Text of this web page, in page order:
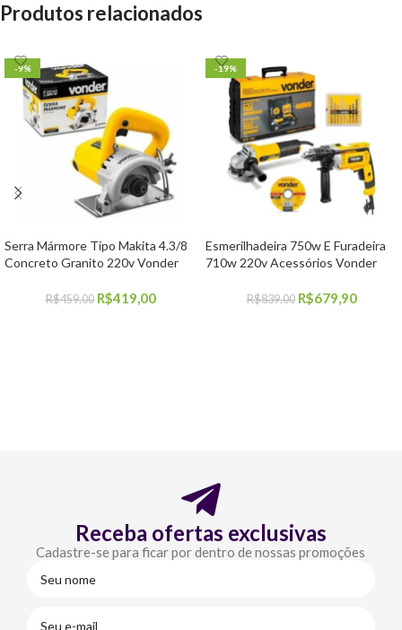
Produtos relacionados
-9%
Serra Mármore Tipo Makita 4.3/8
Concreto Granito 220v Vonder
R$459,00 R$419,00
-19%
Esmerilhadeira 750w E Furadeira
710w 220v Acessórios Vonder
R$839,00 R$679,90
Receba ofertas exclusivas
Cadastre-se para ficar por dentro de nossas promoções